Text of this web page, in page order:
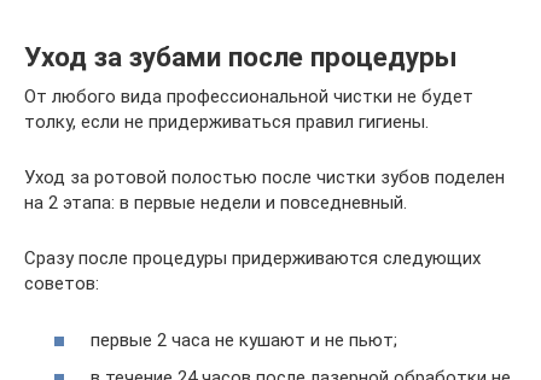
Уход за зубами после процедуры
От любого вида профессиональной чистки не будет
толку, если не придерживаться правил гигиены.
Уход за ротовой полостью после чистки зубов поделен
на 2 этапа: в первые недели и повседневный.
Сразу после процедуры придерживаются следующих
советов:
первые 2 часа не кушают и не пьют;